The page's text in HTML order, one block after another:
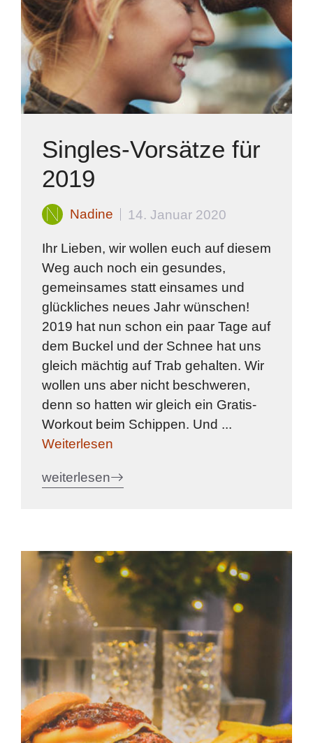
Singles-Vorsätze für
2019
Nadine 14. Januar 2020
Ihr Lieben, wir wollen euch auf diesem
Weg auch noch ein gesundes,
gemeinsames statt einsames und
glückliches neues Jahr wünschen!
2019 hat nun schon ein paar Tage auf
dem Buckel und der Schnee hat uns
gleich mächtig auf Trab gehalten. Wir
wollen uns aber nicht beschweren,
denn so hatten wir gleich ein Gratis-
Workout beim Schippen. Und ...
Weiterlesen
weiterlesen